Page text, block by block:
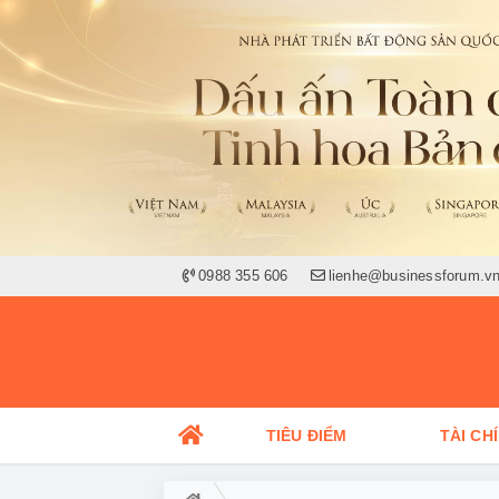
0988 355 606 lienhe@businessforum.vn
TIÊU ĐIỂM TÀI